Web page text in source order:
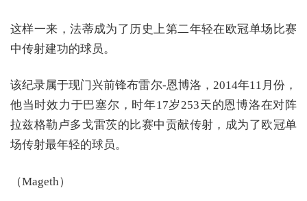
这样一来，法蒂成为了历史上第二年轻在欧冠单场比赛
中传射建功的球员。
该纪录属于现门兴前锋布雷尔-恩博洛，2014年11月份，
他当时效力于巴塞尔，时年17岁253天的恩博洛在对阵
拉兹格勒卢多戈雷茨的比赛中贡献传射，成为了欧冠单
场传射最年轻的球员。
（Mageth）